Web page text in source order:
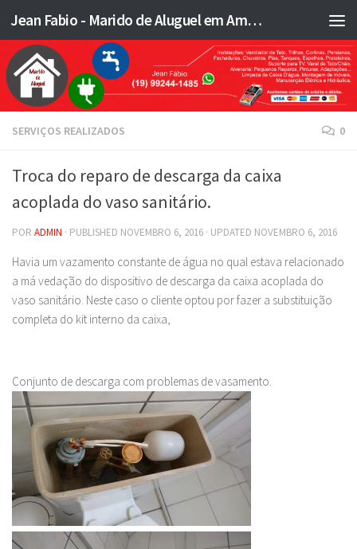
Skip to content Jean Fabio - Marido de Aluguel em Americana SP e região - JFMA
SERVIÇOS REALIZADOS 0
Troca do reparo de descarga da caixa
acoplada do vaso sanitário.
POR ADMIN · PUBLISHED NOVEMBRO 6, 2016 · UPDATED NOVEMBRO 6, 2016
Havia um vazamento constante de água no qual estava relacionado
a má vedação do dispositivo de descarga da caixa acoplada do
vaso sanitário. Neste caso o cliente optou por fazer a substituição
completa do kit interno da caixa,
Conjunto de descarga com problemas de vasamento.